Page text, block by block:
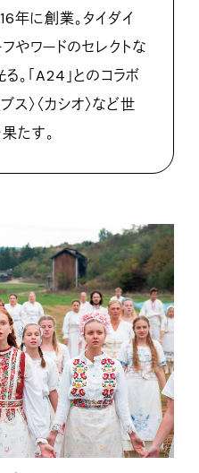
年に創業。タイダイ
やワードのセレクトな
。「A24」とのコラボ
ス〉〈カシオ〉など世
たす。